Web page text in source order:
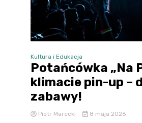
Kultura i Edukacja
Potańcówka „Na
klimacie pin-up –
zabawy!
Piotr Marecki 8 maja 2026